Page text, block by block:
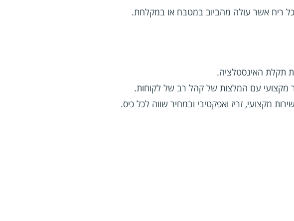
ריח אשר עולה מהביוב במטבח או במקלחת.
תקלת האינסטלציה.
מקצועי עם המלצות של קהל רב של לקוחות.
מקצועי, זריז ואפקטיבי ובמחיר שווה לכל כיס.